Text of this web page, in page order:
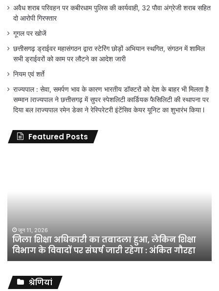
अवैध शराब परिवहन पर कबीरधाम पुलिस की कार्यवाही, 32 पौवा अंग्रेजी शराब सहित
दो आरोपी गिरफ्तार
गूगल पर खोजें
छत्तीसगढ़ ड्राईवर महासंगठन द्वारा स्टेरिंग छोड़ों अभियान स्थगित, संगठन में शामिल
सभी ड्राईवरों को काम पर लौटने का आदेश जारी
नियम एवं शर्ते
राज्यपाल : सेवा, समर्पण भाव के कारण भारतीय डॉक्टरों को देश के बाहर भी मिलता है
सम्मान lराज्यपाल ने छत्तीसगढ़ में सुपर स्पेशलिटी कार्डियक फैसिलिटी की स्थापना पर
दिया बल lराज्यपाल रमेन डेका ने रेस्पिरेटरी इंटेंसिव केयर यूनिट का शुभारंभ किया l
Featured Posts
शिक्षा
विभाग
विवादों
संघर्ष
जून 11, 2026
जिला शिक्षा अधिकारी का तबादला हुआ, लेकिन शिक्षा
विभाग के विवादों पर संघर्ष जारी रहेगा : अंकित गौरहा
श्रेणियां